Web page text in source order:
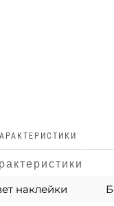
наклейки